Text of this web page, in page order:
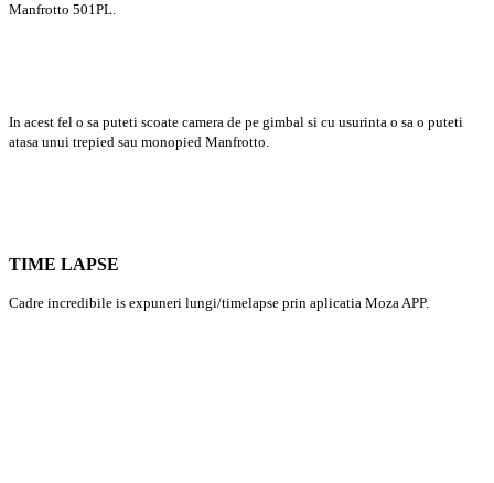
Manfrotto 501PL.
In acest fel o sa puteti scoate camera de pe gimbal si cu usurinta o sa o puteti
atasa unui trepied sau monopied Manfrotto.
TIME LAPSE
Cadre incredibile is expuneri lungi/timelapse prin aplicatia Moza APP.